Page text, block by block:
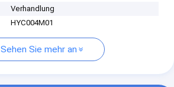
Verhandlung
HYC004M01
Sehen Sie mehr an